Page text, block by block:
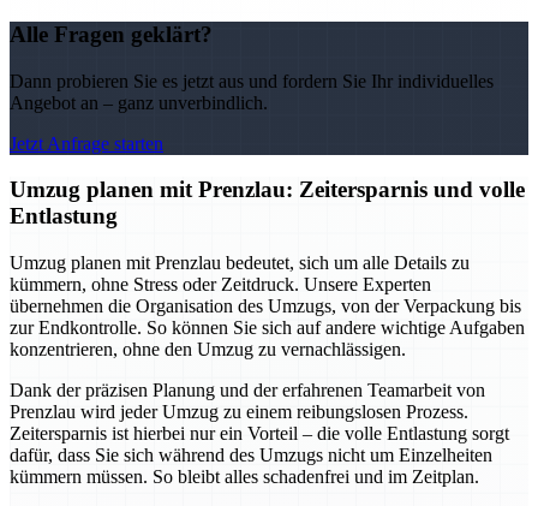
Alle Fragen geklärt?
Dann probieren Sie es jetzt aus und fordern Sie Ihr individuelles
Angebot an – ganz unverbindlich.
Jetzt Anfrage starten
Umzug planen mit Prenzlau: Zeitersparnis und volle
Entlastung
Umzug planen mit Prenzlau bedeutet, sich um alle Details zu
kümmern, ohne Stress oder Zeitdruck. Unsere Experten
übernehmen die Organisation des Umzugs, von der Verpackung bis
zur Endkontrolle. So können Sie sich auf andere wichtige Aufgaben
konzentrieren, ohne den Umzug zu vernachlässigen.
Dank der präzisen Planung und der erfahrenen Teamarbeit von
Prenzlau wird jeder Umzug zu einem reibungslosen Prozess.
Zeitersparnis ist hierbei nur ein Vorteil – die volle Entlastung sorgt
dafür, dass Sie sich während des Umzugs nicht um Einzelheiten
kümmern müssen. So bleibt alles schadenfrei und im Zeitplan.